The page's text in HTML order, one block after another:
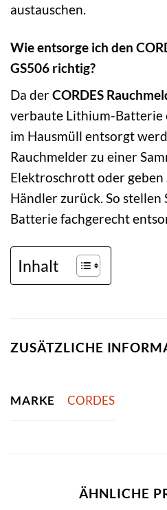
austauschen.
Wie entsorge ich den
GS506 richtig?
Da derCORDES
verbaute Lithium-Batterie
im Hausmüll entsorgt
Rauchmelder zu einer
Elektroschrott oder geben
Händler zurück. So stellen
Batterie fachgerecht
Inhalt
ZUSÄTZLICHE
MARKE CORDES
ÄHNLICHE